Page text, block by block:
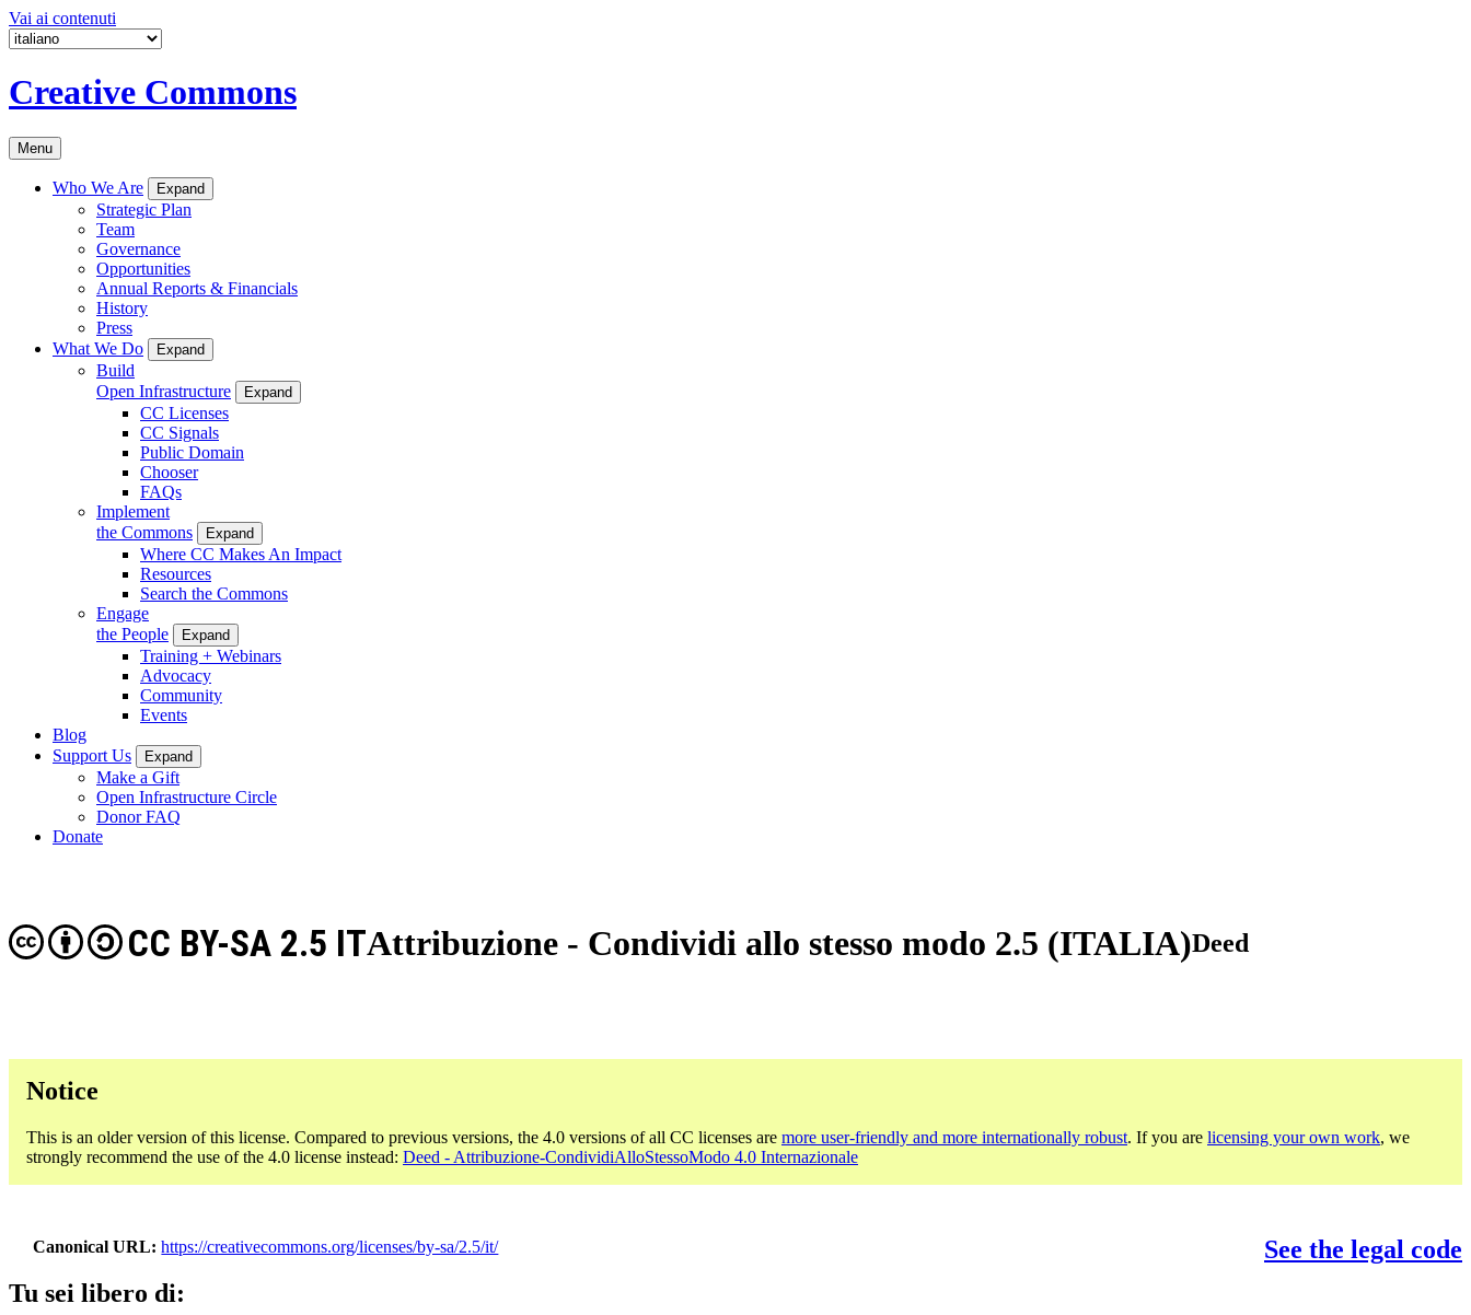
Vai ai contenuti
Creative Commons
Menu
Who We Are Expand
Strategic Plan
Team
Governance
Opportunities
Annual Reports & Financials
History
Press
What We Do
Expand
Build
Open Infrastructure
Expand
CC Licenses
CC Signals
Public Domain
Chooser
FAQs
Implement
the Commons
Expand
Where CC Makes An Impact
Resources
Search the Commons
Engage
the People
Expand
Training + Webinars
Advocacy
Community
Events
Blog
Support Us
Expand
Make a Gift
Open Infrastructure Circle
Donor FAQ
Donate
Attribuzione - Condividi allo stesso modo 2.5 (ITALIA)
CC BY-SA 2.5 IT Deed
Notice
This is an older version of this license. Compared to previous versions, the 4.0 versions of all CC licenses are more user-friendly and more internationally robust. If you are licensing your own work, we
strongly recommend the use of the 4.0 license instead: Deed - Attribuzione-CondividiAlloStessoModo 4.0 Internazionale
Canonical URL https://creativecommons.org/licenses/by-sa/2.5/it/
See the legal code
Tu sei libero di: